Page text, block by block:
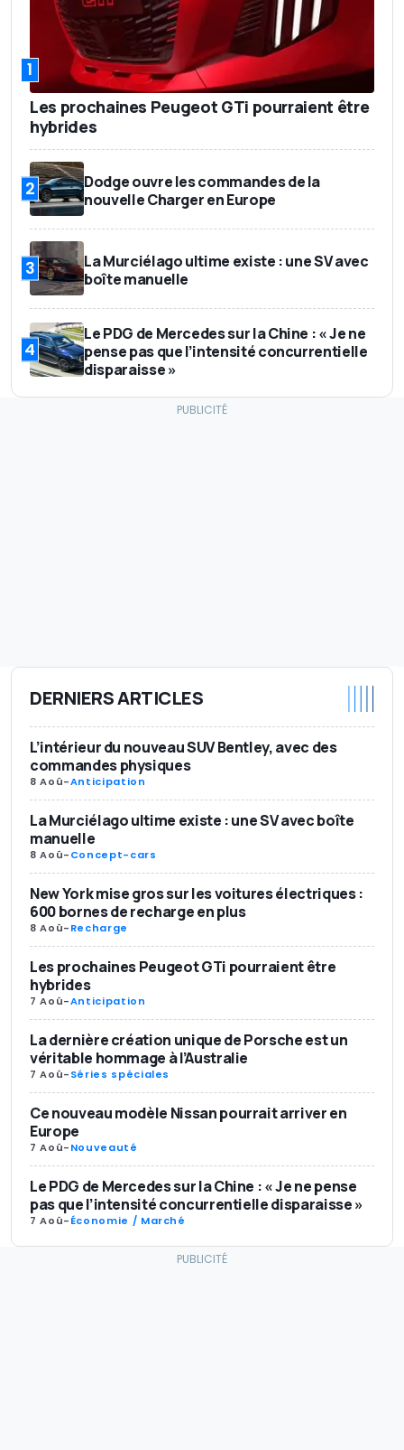
1
Les prochaines Peugeot GTi pourraient être
hybrides
2
Dodge ouvre les commandes de la
nouvelle Charger en Europe
3
La Murciélago ultime existe : une SV avec
boîte manuelle
4
Le PDG de Mercedes sur la Chine : « Je ne
pense pas que l’intensité concurrentielle
disparaisse »
DERNIERS ARTICLES
L’intérieur du nouveau SUV Bentley, avec des
commandes physiques
8 Aoû-Anticipation
La Murciélago ultime existe : une SV avec boîte
manuelle
8 Aoû-Concept-cars
New York mise gros sur les voitures électriques :
600 bornes de recharge en plus
8 Aoû-Recharge
Les prochaines Peugeot GTi pourraient être
hybrides
7 Aoû-Anticipation
La dernière création unique de Porsche est un
véritable hommage à l’Australie
7 Aoû-Séries spéciales
Ce nouveau modèle Nissan pourrait arriver en
Europe
7 Aoû-Nouveauté
Le PDG de Mercedes sur la Chine : « Je ne pense
pas que l’intensité concurrentielle disparaisse »
7 Aoû-Économie / Marché